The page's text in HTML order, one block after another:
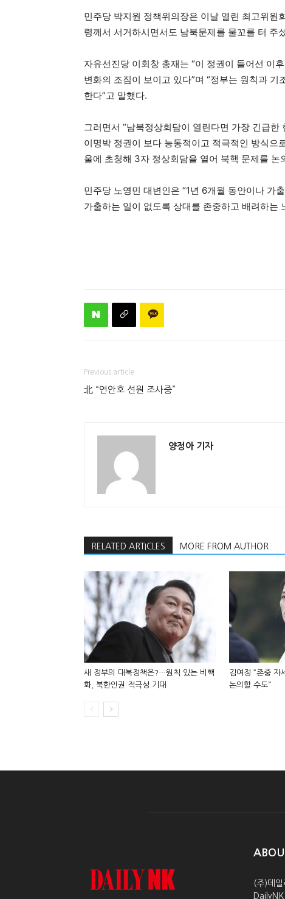
민주당 박지원 정책위의장은 이날 열린 최고위원
령께서 서거하시면서도 남북문제를 물꼬를 터 주
자유선진당 이회창 총재는 “이 정권이 들어선 이
변화의 조짐이 보이고 있다”며 “정부는 원칙과
한다”고 말했다.
그러면서 “남북정상회담이 열린다면 가장 긴급
이명박 정권이 보다 능동적이고 적극적인 방식으
울에 초청해 3자 정상회담을 열어 북핵 문제를
민주당 노영민 대변인은 “1년 6개월 동안이나 가
가출하는 일이 없도록 상대를 존중하고 배려하는
Previous article
北 “연안호 선원 조사중”
양정아 기자
RELATED ARTICLES MORE FROM AUTHOR
새 정부의 대북정책은?…원칙 있는 비핵
화, 북한인권 적극성 기대
김여정 “존중 자
논의할 수도”
(주)데